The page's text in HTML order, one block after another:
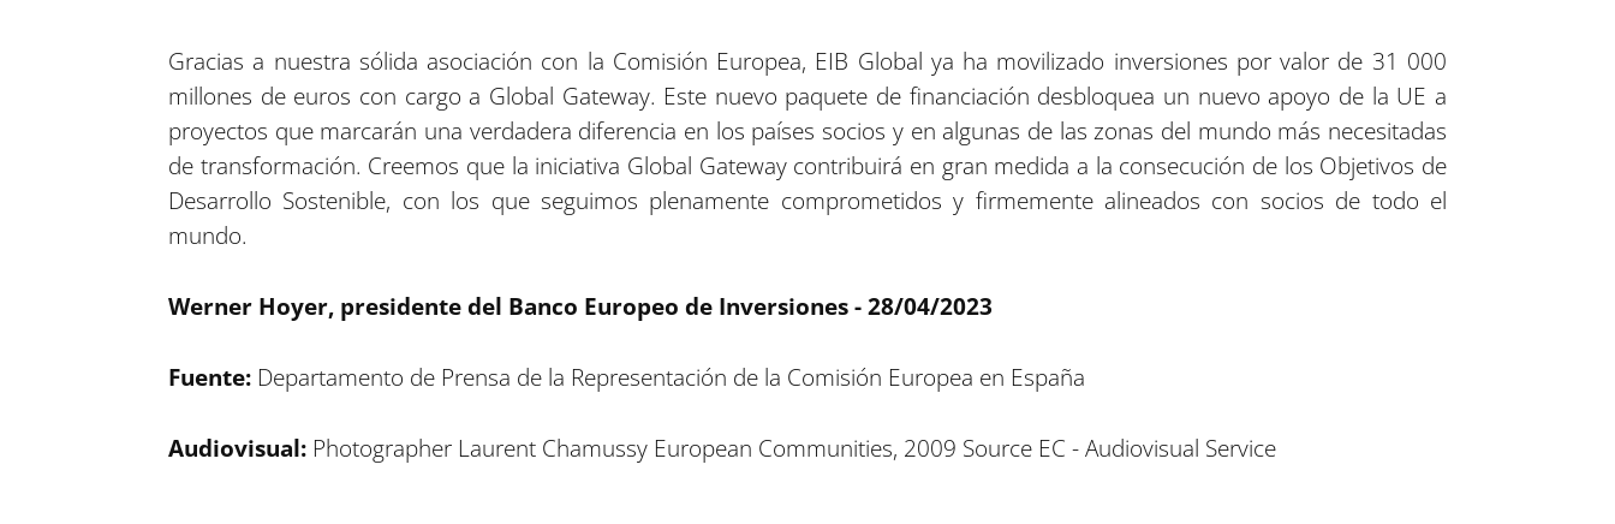
Gracias a nuestra sólida asociación con la Comisión Europea, EIB Global ya ha movilizado inversiones por valor de 31 000
millones de euros con cargo a Global Gateway. Este nuevo paquete de financiación desbloquea un nuevo apoyo de la UE a
proyectos que marcarán una verdadera diferencia en los países socios y en algunas de las zonas del mundo más necesitadas
de transformación. Creemos que la iniciativa Global Gateway contribuirá en gran medida a la consecución de los Objetivos de
Desarrollo Sostenible, con los que seguimos plenamente comprometidos y firmemente alineados con socios de todo el
mundo.
Werner Hoyer, presidente del Banco Europeo de Inversiones - 28/04/2023
Fuente:Departamento de Prensa de la Representación de la Comisión Europea en España
Audiovisual: Photographer Laurent Chamussy European Communities, 2009 Source EC - Audiovisual Service